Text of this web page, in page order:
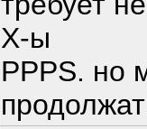
Х-ы
PPPS. но